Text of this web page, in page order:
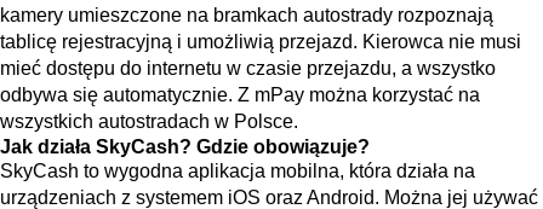
kamery umieszczone na bramkach autostrady rozpoznają
tablicę rejestracyjną i umożliwią przejazd. Kierowca nie musi
mieć dostępu do internetu w czasie przejazdu, a wszystko
odbywa się automatycznie. Z mPay można korzystać na
wszystkich autostradach w Polsce.
Jak działa SkyCash? Gdzie obowiązuje?
SkyCash to wygodna aplikacja mobilna, która działa na
urządzeniach z systemem iOS oraz Android. Można jej używać